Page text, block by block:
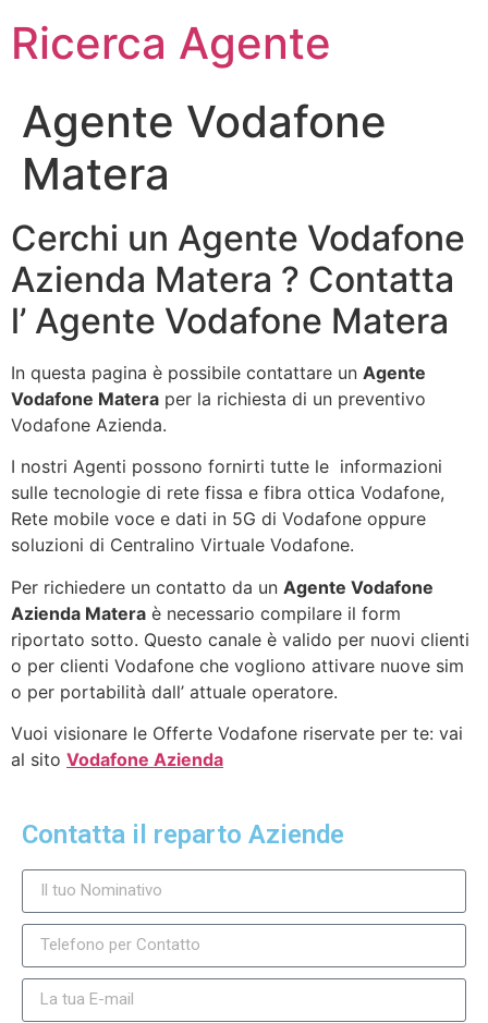
Ricerca Agente
Agente Vodafone
Matera
Cerchi un Agente Vodafone
Azienda Matera ? Contatta
l’ Agente Vodafone Matera
In questa pagina è possibile contattare un Agente
Vodafone Matera per la richiesta di un preventivo
Vodafone Azienda.
I nostri Agenti possono fornirti tutte le informazioni
sulle tecnologie di rete fissa e fibra ottica Vodafone,
Rete mobile voce e dati in 5G di Vodafone oppure
soluzioni di Centralino Virtuale Vodafone.
Per richiedere un contatto da un Agente Vodafone
Azienda Matera è necessario compilare il form
riportato sotto. Questo canale è valido per nuovi clienti
o per clienti Vodafone che vogliono attivare nuove sim
o per portabilità dall’ attuale operatore.
Vuoi visionare le Offerte Vodafone riservate per te: vai
al sito Vodafone Azienda
Contatta il reparto Aziende